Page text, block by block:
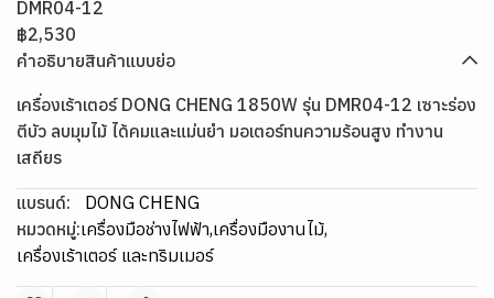
DMR04-12
฿2,530
คำอธิบายสินค้าแบบย่อ
เครื่องเร้าเตอร์ DONG CHENG 1850W รุ่น DMR04-12 เซาะร่อง
ตีบัว ลบมุมไม้ ได้คมและแม่นยำ มอเตอร์ทนความร้อนสูง ทำงาน
เสถียร
แบรนด์:
DONG CHENG
หมวดหมู่:เครื่องมือช่างไฟฟ้า,เครื่องมืองานไม้,
เครื่องเร้าเตอร์ และทริมเมอร์